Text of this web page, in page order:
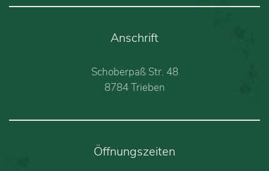
Anschrift
Schoberpaß Str. 48
8784 Trieben
Öffnungszeiten